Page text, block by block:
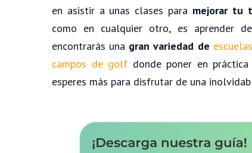
en asistir a unas clases para mejorar tu
como en cualquier otro, es aprender
encontrarás una gran variedad de
campos de golf donde poner en
esperes más para disfrutar de una